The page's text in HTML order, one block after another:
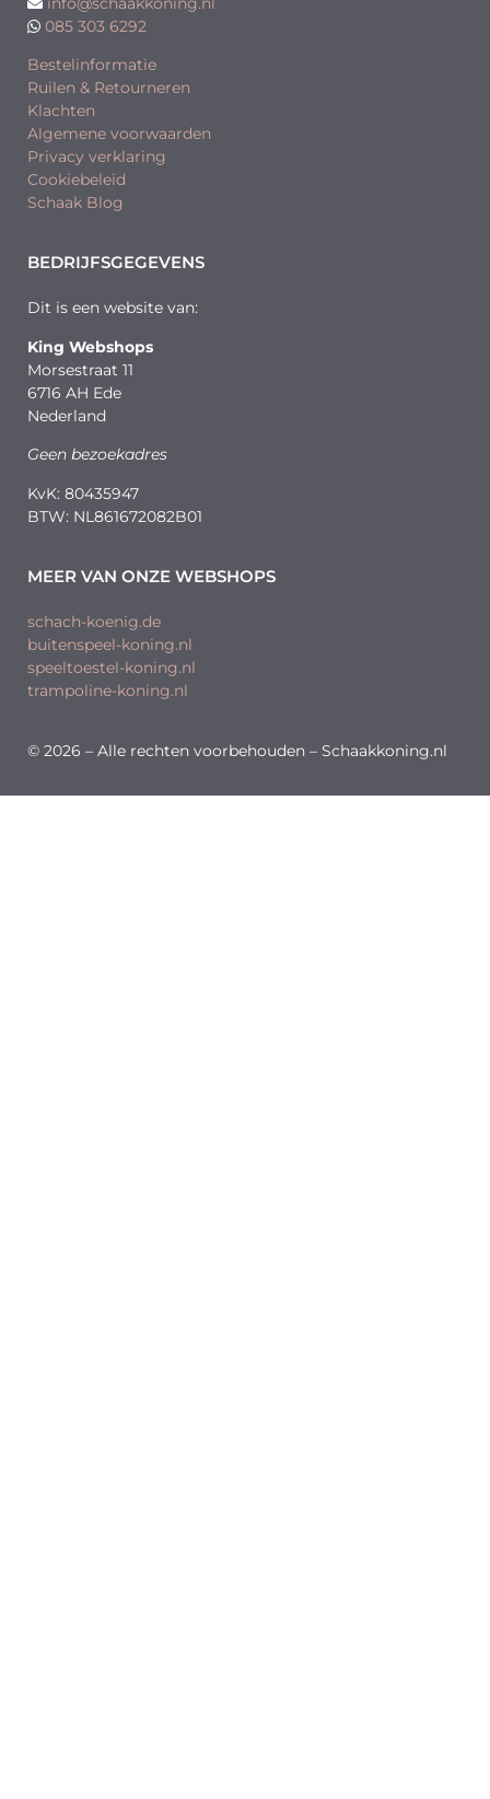
085 303 6292
Bestelinformatie
Ruilen & Retourneren
Klachten
Algemene voorwaarden
Privacy verklaring
Cookiebeleid
Schaak Blog
BEDRIJFSGEGEVENS
Dit is een website van:
King Webshops
Morsestraat 11
6716 AH Ede
Nederland
Geen bezoekadres
KvK: 80435947
BTW: NL861672082B01
MEER VAN ONZE WEBSHOPS
schach-koenig.de
buitenspeel-koning.nl
speeltoestel-koning.nl
trampoline-koning.nl
© 2026 – Alle rechten voorbehouden – Schaakkoning.nl